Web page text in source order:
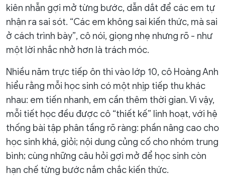
kiên nhẫn gợi mở từng bước, dẫn dắt để các em tự
nhận ra sai sót. “Các em không sai kiến thức, mà sai
ở cách trình bày”, cô nói, giọng nhẹ nhưng rõ - như
một lời nhắc nhở hơn là trách móc.
Nhiều năm trực tiếp ôn thi vào lớp 10, cô Hoàng Anh
hiểu rằng mỗi học sinh có một nhịp tiếp thu khác
nhau: em tiến nhanh, em cần thêm thời gian. Vì vậy,
mỗi tiết học đều được cô “thiết kế” linh hoạt, với hệ
thống bài tập phân tầng rõ ràng: phần nâng cao cho
học sinh khá, giỏi; nội dung củng cố cho nhóm trung
bình; cùng những câu hỏi gợi mở để học sinh còn
hạn chế từng bước nắm chắc kiến thức.